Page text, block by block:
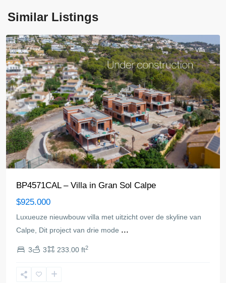
Similar Listings
Calpe
Villa
BP4571CAL – Villa in Gran Sol Calpe
$925.000
Luxueuze nieuwbouw villa met uitzicht over de skyline van
Calpe, Dit project van drie mode ...
3 3 233.00 ft2